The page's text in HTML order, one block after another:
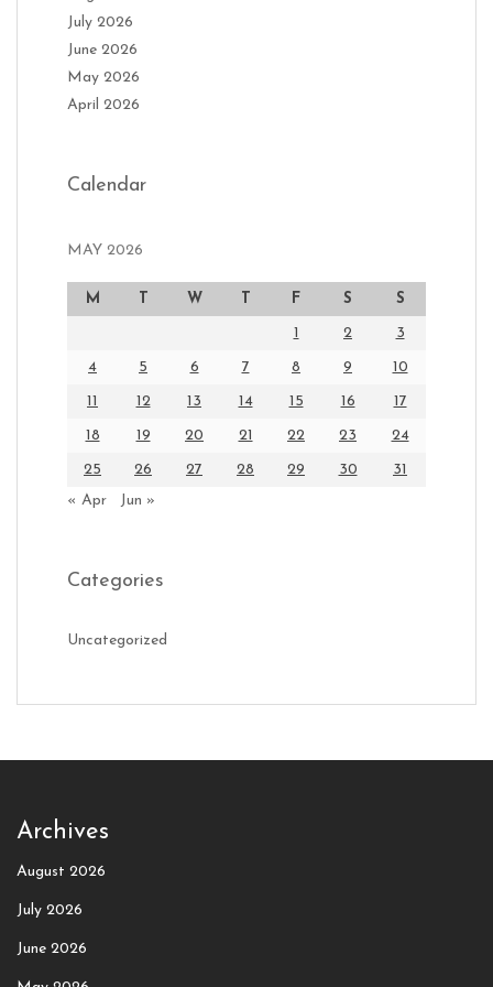
July 2026
June 2026
May 2026
April 2026
Calendar
MAY 2026
M T W T F S S
1 2 3
4 5 6 7 8 9 10
11 12 13 14 15 16 17
18 19 20 21 22 23 24
25 26 27 28 29 30
31
« Apr
Jun »
Categories
Uncategorized
Archives
August 2026
July 2026
June 2026